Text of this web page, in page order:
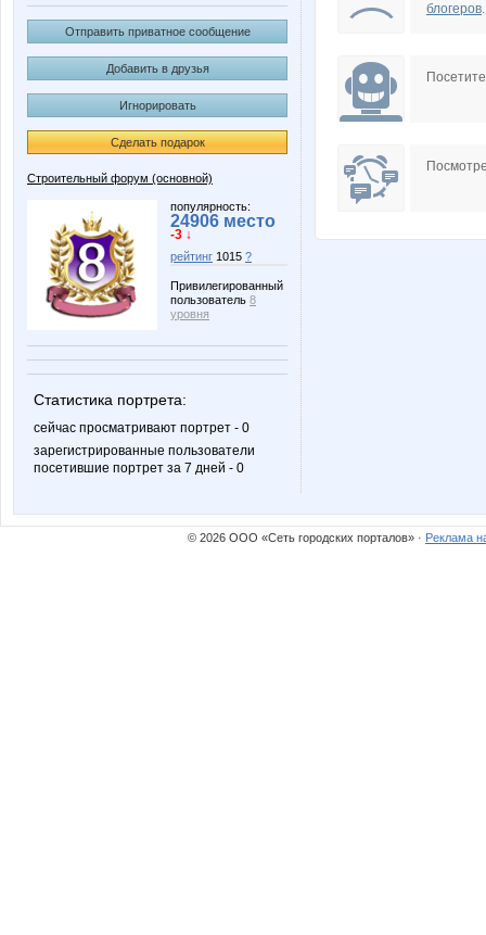
Отправить приватное сообщение
Добавить в друзья
Игнорировать
Сделать подарок
Строительный форум (основной)
популярность:
24906 место
-3 ↓
рейтинг 1015 ?
Привилегированный
пользователь 8
уровня
Статистика портрета:
сейчас просматривают портрет - 0
зарегистрированные пользователи
посетившие портрет за 7 дней - 0
блогеров.
© 2026 ООО «Сеть городских порталов» · Реклама